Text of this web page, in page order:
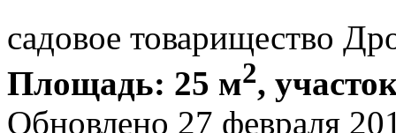
садовое товарищество
Площадь: 25 м2,
Обновлено 27 февраля